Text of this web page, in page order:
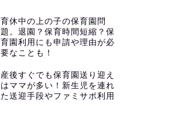
育休中の上の子の保育園問
題。退園？保育時間短縮？保
育園利用にも申請や理由が必
要なことも！
産後すぐでも保育園送り迎え
はママが多い！新生児を連れ
た送迎手段やファミサポ利用